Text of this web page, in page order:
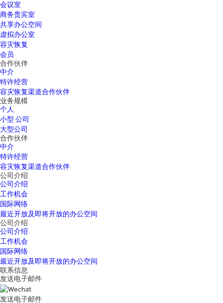
会议室
商务贵宾室
共享办公空间
虚拟办公室
容灾恢复
会员
合作伙伴
中介
特许经营
容灾恢复渠道合作伙伴
业务规模
个人
小型 公司
大型公司
合作伙伴
中介
特许经营
容灾恢复渠道合作伙伴
公司介绍
公司介绍
工作机会
国际网络
最近开放及即将开放的办公空间
公司介绍
公司介绍
工作机会
国际网络
最近开放及即将开放的办公空间
联系信息
发送电子邮件
发送电子邮件